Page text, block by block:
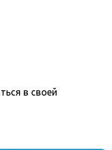
в своей